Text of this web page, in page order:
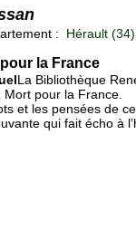
: Hérault (34)
la France
La Bibliothèque
Mort pour la France.
et les pensées de ce
qui fait écho à